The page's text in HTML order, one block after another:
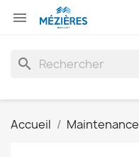

search
Accueil Maintenance